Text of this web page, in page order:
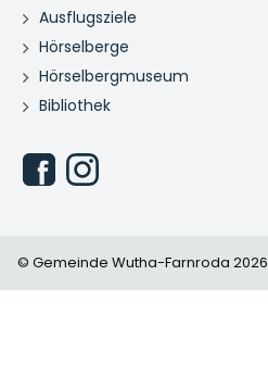
Ausflugsziele
Hörselberge
Hörselbergmuseum
Bibliothek
© Gemeinde Wutha-Farnroda 2026